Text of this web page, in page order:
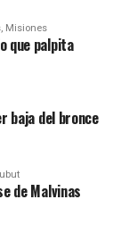
Misiones
que palpita
baja del bronce
de Malvinas